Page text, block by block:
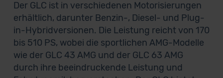
Der GLC ist in verschiedenen Motorisierungen
erhältlich, darunter Benzin-, Diesel- und Plug-
in-Hybridversionen. Die Leistung reicht von 170
bis 510 PS, wobei die sportlichen AMG-Modelle
wie der GLC 43 AMG und der GLC 63 AMG
durch ihre beeindruckende Leistung und